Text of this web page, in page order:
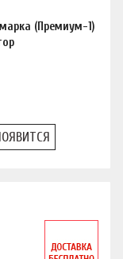
(Премиум-1)